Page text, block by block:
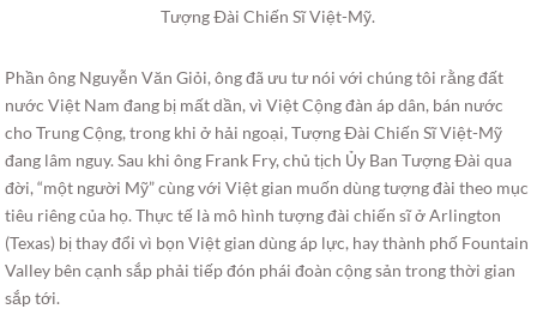
Tượng Ðài Chiến Sĩ Việt-Mỹ.
Phần ông Nguyễn Văn Giỏi, ông đã ưu tư nói với chúng tôi rằng đất
nước Việt Nam đang bị mất dần, vì Việt Cộng đàn áp dân, bán nước
cho Trung Cộng, trong khi ở hải ngoại, Tượng Ðài Chiến Sĩ Việt-Mỹ
đang lâm nguy. Sau khi ông Frank Fry, chủ tịch Ủy Ban Tượng Ðài qua
đời, “một người Mỹ” cùng với Việt gian muốn dùng tượng đài theo mục
tiêu riêng của họ. Thực tế là mô hình tượng đài chiến sĩ ở Arlington
(Texas) bị thay đổi vì bọn Việt gian dùng áp lực, hay thành phố Fountain
Valley bên cạnh sắp phải tiếp đón phái đoàn cộng sản trong thời gian
sắp tới.